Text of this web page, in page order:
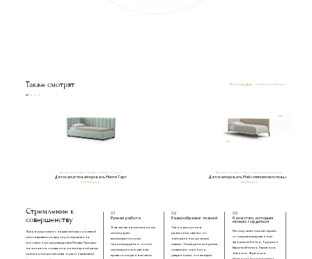
Также смотрят Все товары
Детская угловая кровать Минти Тарт
Детская угловая кровать Минти Тарт
104 000 руб.
Детская кровать Мэй с мягким изголовьем
Детская кровать Мэй с мягким изголовьем
98 700 руб.
Стремление к
совершенству
Весь ассортимент нашей мебели с обивкой
изготавливается вручную под заказ на
собственном производстве в Москве. Процесс
начинается с создания инженерной рамы
из комбинации массива бука и березовой
01
Ручная работа
В качестве наполнения мы
используем
высокоэластичный
пенополиуретан, чтобы
изголовье и основание
кровати сохраняли свою
02
Разнообразие тканей
Ткань доступна в
различных цветах: от
нейтральных до самых
смелых. Такое разнообразие
позволяет нам быть
уверенными, что каждый
03
Качество, которым
можно гордиться
Мы получаем наш материал
от специализированных
фабрик из Китая, Турции и
Европы (Италия, Германия,
Бельгия, Франция,